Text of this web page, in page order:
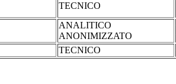
TECNICO
ANALITICO
ANONIMIZZATO
TECNICO